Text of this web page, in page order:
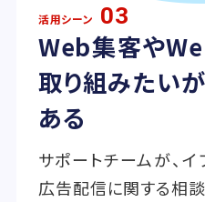
活用シーン 03
Web集客や
取り組みたい
ある
サポートチームが、
広告配信に関する相談